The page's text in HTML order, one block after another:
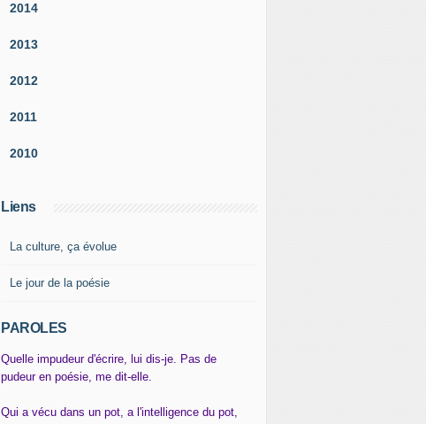
2014
2013
2012
2011
2010
Liens
La culture, ça évolue
Le jour de la poésie
PAROLES
Quelle impudeur d'écrire, lui dis-je. Pas de
pudeur en poésie, me dit-elle.
Qui a vécu dans un pot, a l'intelligence du pot,